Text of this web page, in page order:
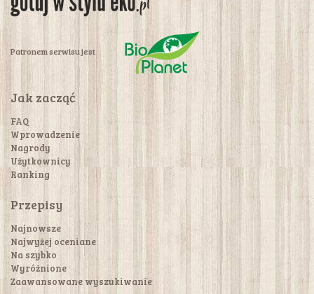
Patronem serwisu jest
Jak zacząć
FAQ
Wprowadzenie
Nagrody
Użytkownicy
Ranking
Przepisy
Najnowsze
Najwyżej oceniane
Na szybko
Wyróżnione
Zaawansowane wyszukiwanie